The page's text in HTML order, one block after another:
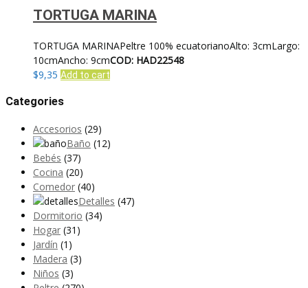
TORTUGA MARINA
TORTUGA MARINAPeltre 100% ecuatorianoAlto: 3cmLargo:
10cmAncho: 9cmCOD: HAD22548
$9,35 Add to cart
Categories
Accesorios (29)
Baño (12)
Bebés (37)
Cocina (20)
Comedor (40)
Detalles (47)
Dormitorio (34)
Hogar (31)
Jardín (1)
Madera (3)
Niños (3)